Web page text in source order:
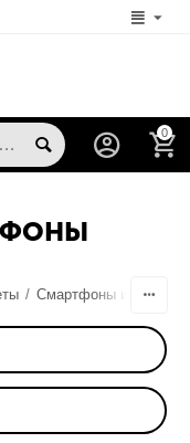
0
/ Смартфоны и